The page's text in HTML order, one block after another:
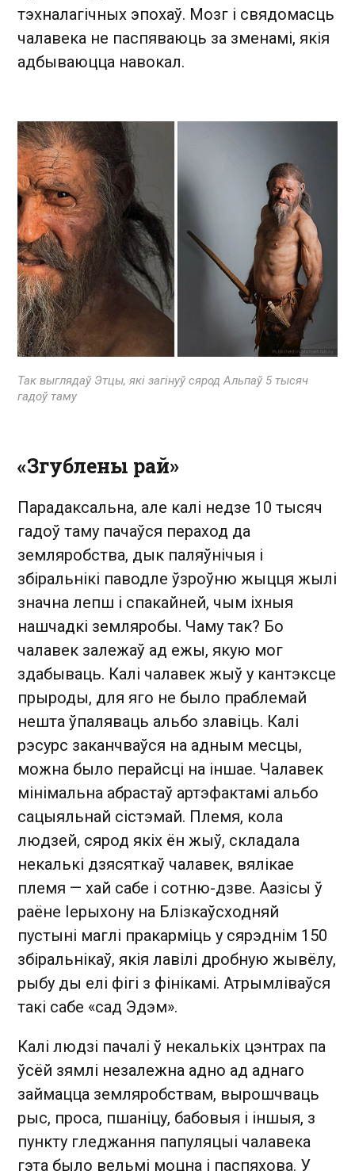
тэхналагічных эпохаў. Мозг і свядомасць
чалавека не паспяваюць за зменамі, якія
адбываюцца навокал.
Так выглядаў Этцы, які загінуў сярод Альпаў 5 тысяч
гадоў таму
«Згублены рай»
Парадаксальна, але калі не­дзе 10 тысяч
гадоў таму пачаўся пераход да
земляробства, дык паляўнічыя і
збіральнікі паводле ўзроўню жыцця жылі
значна лепш і спакайней, чым іхныя
нашчадкі земляробы. Чаму так? Бо
чалавек залежаў ад ежы, якую мог
здабываць. Калі чалавек жыў у кантэксце
прыроды, для яго не было праблемай
нешта ўпаляваць альбо злавіць. Калі
рэсурс заканчваўся на адным месцы,
можна было перайсці на іншае. Чалавек
мінімальна абрастаў артэфактамі альбо
сацыяльнай сістэмай. Племя, кола
людзей, сярод якіх ён жыў, складала
некалькі дзясяткаў чалавек, вялікае
племя — хай сабе і сотню-дзве. Аазісы ў
раёне Іерыхону на Блізкаўсходняй
пустыні маглі пракарміць у сярэднім 150
збіральнікаў, якія лавілі дробную жывёлу,
рыбу ды елі фігі з фінікамі. Атрымліваўся
такі сабе «сад Эдэм».
Калі людзі пачалі ў некалькіх цэнтрах па
ўсёй зямлі незалежна адно ад аднаго
займацца земляробствам, вырошчваць
рыс, проса, пшаніцу, бабовыя і іншыя, з
пункту гледжання папуляцыі чалавека
гэта было вельмі моцна і паспяхова. У